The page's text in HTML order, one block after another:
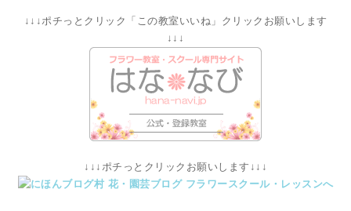
↓↓↓ポチっとクリック「この教室いいね」クリックお願いします
↓↓↓
↓↓↓ポチっとクリックお願いします↓↓↓